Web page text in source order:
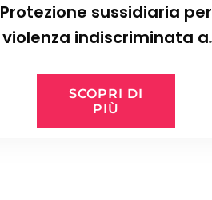
Protezione sussidiaria per
violenza indiscriminata a
SCOPRI DI
PIÙ